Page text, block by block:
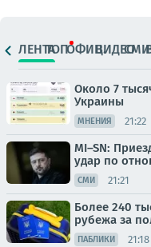
ЛЕНТАТОПОФИЦ.ВИДЕОСМИ
Около 7
Украины
МНЕНИЯ 21:22
MI–SN:
удар по
СМИ 21:21
Более 240
рубежа за
ПАБЛИКИ 21:18